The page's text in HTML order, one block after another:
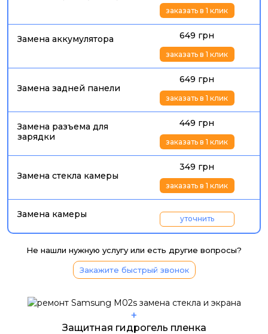
заказать в 1 клик
Замена аккумулятора 649 грн
заказать в 1 клик
Замена задней панели
649 грн
заказать в 1 клик
Замена разъема для
зарядки
449 грн
заказать в 1 клик
Замена стекла камеры
349 грн
заказать в 1 клик
Замена камеры уточнить
Не нашли нужную услугу или есть другие вопросы?
Закажите быстрый звонок
+
Защитная гидрогель пленка